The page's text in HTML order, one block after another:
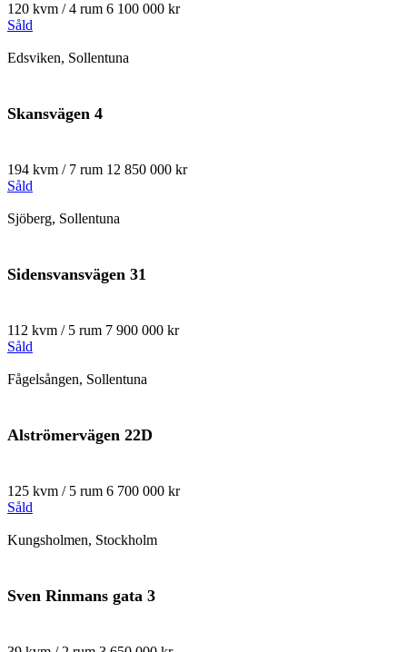
120 kvm / 4 rum 6 100 000 kr
Såld
Edsviken, Sollentuna
Skansvägen 4
194 kvm / 7 rum 12 850 000 kr
Såld
Sjöberg, Sollentuna
Sidensvansvägen 31
112 kvm / 5 rum 7 900 000 kr
Såld
Fågelsången, Sollentuna
Alströmervägen 22D
125 kvm / 5 rum 6 700 000 kr
Såld
Kungsholmen, Stockholm
Sven Rinmans gata 3